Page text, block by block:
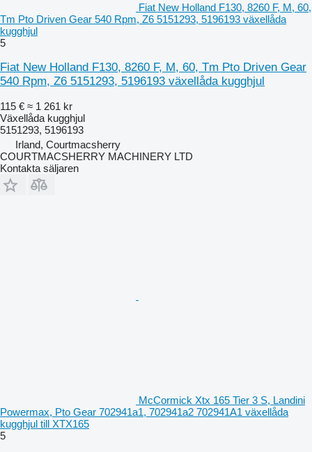
Fiat New Holland F130, 8260 F, M, 60,
Tm Pto Driven Gear 540 Rpm, Z6 5151293, 5196193 växellåda
kugghjul
5
Fiat New Holland F130, 8260 F, M, 60, Tm Pto Driven Gear
540 Rpm, Z6 5151293, 5196193 växellåda kugghjul
115 € ≈ 1 261 kr
Växellåda kugghjul
5151293, 5196193
Irland, Courtmacsherry
COURTMACSHERRY MACHINERY LTD
Kontakta säljaren
McCormick Xtx 165 Tier 3 S, Landini
Powermax, Pto Gear 702941a1, 702941a2 702941A1 växellåda
kugghjul till XTX165
5